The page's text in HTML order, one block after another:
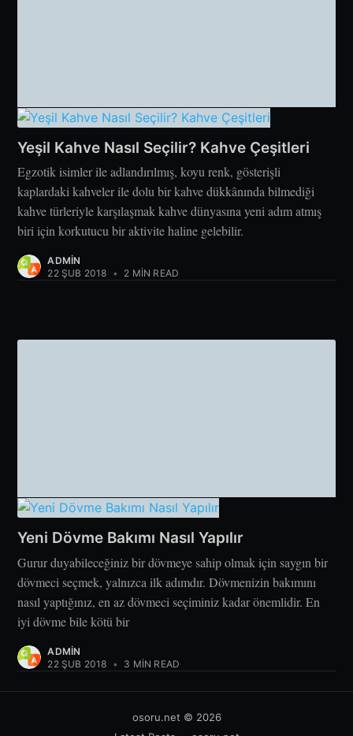
Yeşil Kahve Nasıl Seçilir? Kahve Çeşitleri
Egzotik isimler ile adlandırılmış, koyu renk, gösterişli
kaplardaki kahveler ile dolu bir kahve dükkânında bilmediği
kahve türleriyle karşılaşmak kahve dünyasına yeni adım atmış
biri için korkutucu bir aktivite haline gelebilir.
ADMIN
22 ŞUB 2018 • 2 MIN READ
Yeni Dövme Bakımı Nasıl Yapılır
Gurur duyabileceğiniz bir dövmeye sahip olmak için saygın bir
dövmeci seçmek, yalnızca ilk adımdır. Dövmenizin bakımını
nasıl yaptığınız, en az dövmeci seçiminiz kadar önemlidir. En
iyi dövme bile kötü bir
ADMIN
22 ŞUB 2018 • 3 MIN READ
osoru.net © 2026